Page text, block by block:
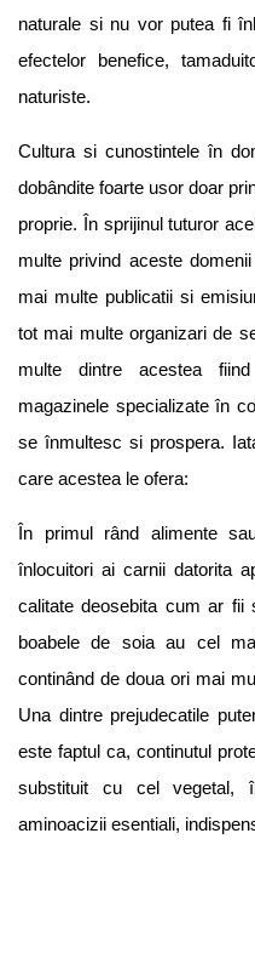
naturale si nu vor putea fi
efectelor benefice,
naturiste.
Cultura si cunostintele în
dobândite foarte usor doar
proprie. În sprijinul tuturor
multe privind aceste
mai multe publicatii si
tot mai multe organizari de
multe dintre acestea
magazinele specializate în
se înmultesc si prospera.
care acestea le ofera:
În primul rând alimente
înlocuitori ai carnii datorita
calitate deosebita cum ar fii
boabele de soia au cel
continând de doua ori mai
Una dintre prejudecatile
este faptul ca, continutul
substituit cu cel vegetal,
aminoacizii esentiali,